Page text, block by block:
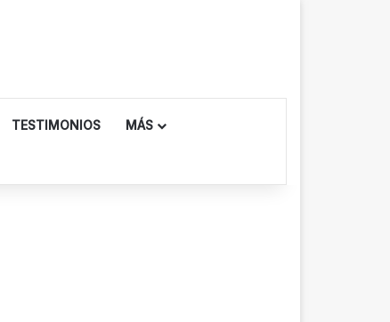
TESTIMONIOS MÁS